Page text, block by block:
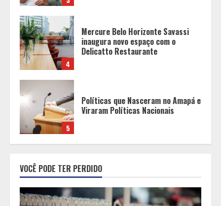
5
Políticas que Nasceram no Amapá e
Viraram Políticas Nacionais
1
Grandes marcas, preços baixos e
uma causa que transforma vidas
2
transforma manejo agrícola e
comprova ganhos de produtividade
VOCÊ PODE TER PERDIDO